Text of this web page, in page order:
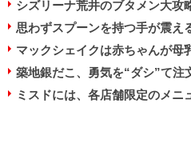
シズリーナ荒井のブタメン大
思わずスプーンを持つ手が震え
マックシェイクは赤ちゃんが母乳
築地銀だこ、勇気を“ダシ”て注
ミスドには、各店舗限定のメニ